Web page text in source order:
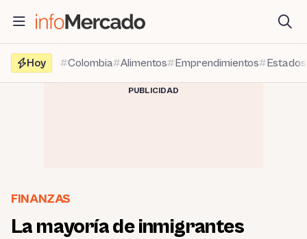
contenido
Hoy
Colombia Alimentos Emprendimientos
PUBLICIDAD
FINANZAS
La mayoría de inmigrantes